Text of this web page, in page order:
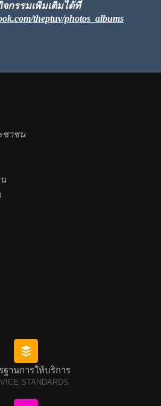
กรรมเพิ่มเติมได้ที่
theptuv/photos_albums
ชาชน
ฐานการให้บริการ
STANDARDS